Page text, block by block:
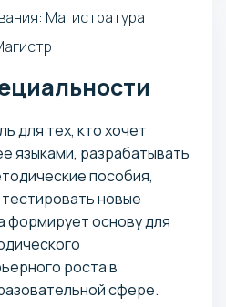
Магистратура
для тех, кто хочет
языками, разрабатывать
пособия,
новые
формирует основу для
роста в
сфере.